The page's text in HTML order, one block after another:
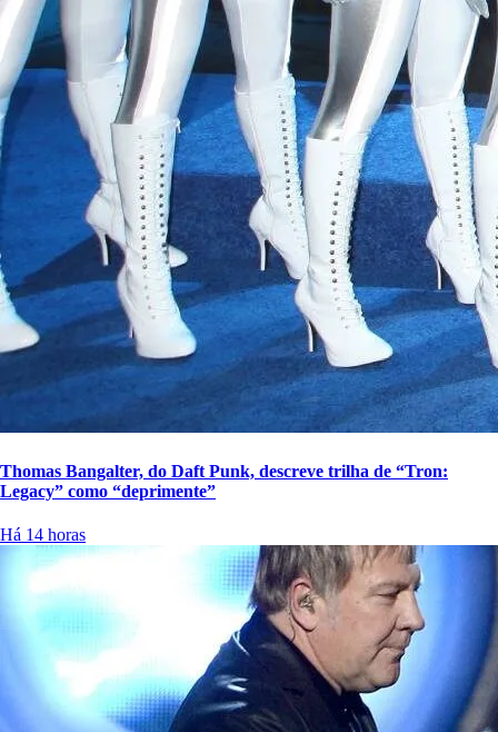
Thomas Bangalter, do Daft Punk, descreve trilha de “Tron:
Legacy” como “deprimente”
Há 14 horas